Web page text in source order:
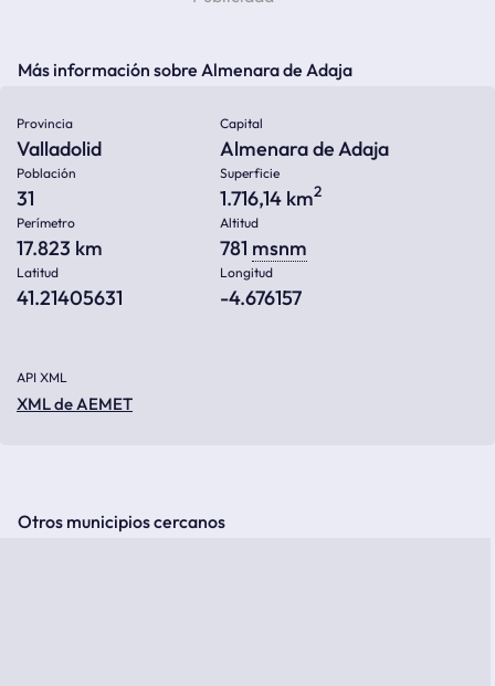
Más información sobre Almenara de Adaja
Provincia
Valladolid
Capital
Almenara de Adaja
Población
31
Superficie
1.716,14 km2
Perímetro
17.823 km
Altitud
781 msnm
Latitud
41.21405631
Longitud
-4.676157
API XML
XML de AEMET
Otros municipios cercanos